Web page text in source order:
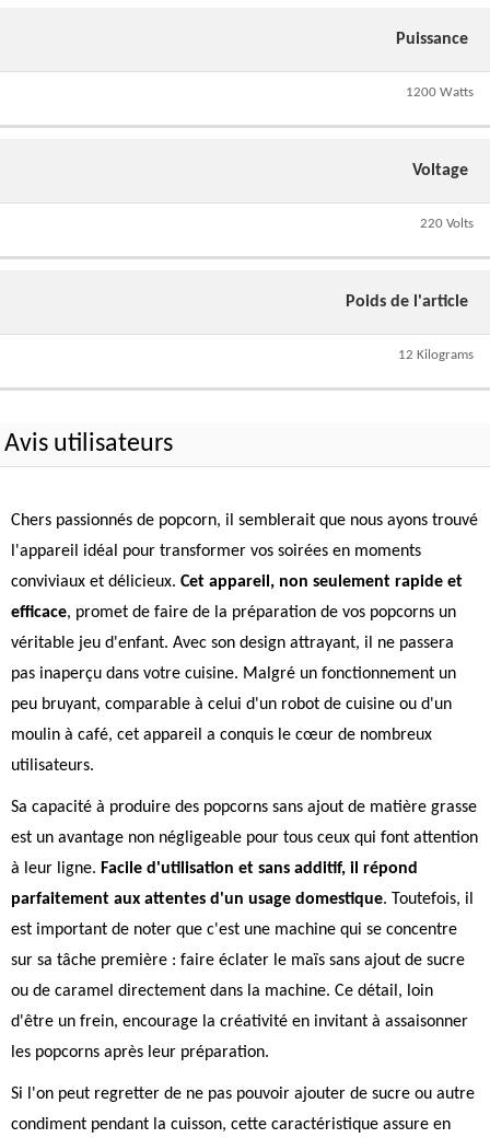
Puissance
1200 Watts
Voltage
220 Volts
Poids de l'article
12 Kilograms
Avis utilisateurs
Chers passionnés de popcorn, il semblerait que nous ayons trouvé
l'appareil idéal pour transformer vos soirées en moments
conviviaux et délicieux. Cet appareil, non seulement rapide et
efficace, promet de faire de la préparation de vos popcorns un
véritable jeu d'enfant. Avec son design attrayant, il ne passera
pas inaperçu dans votre cuisine. Malgré un fonctionnement un
peu bruyant, comparable à celui d'un robot de cuisine ou d'un
moulin à café, cet appareil a conquis le cœur de nombreux
utilisateurs.
Sa capacité à produire des popcorns sans ajout de matière grasse
est un avantage non négligeable pour tous ceux qui font attention
à leur ligne. Facile d'utilisation et sans additif, il répond
parfaitement aux attentes d'un usage domestique. Toutefois, il
est important de noter que c'est une machine qui se concentre
sur sa tâche première : faire éclater le maïs sans ajout de sucre
ou de caramel directement dans la machine. Ce détail, loin
d'être un frein, encourage la créativité en invitant à assaisonner
les popcorns après leur préparation.
Si l'on peut regretter de ne pas pouvoir ajouter de sucre ou autre
condiment pendant la cuisson, cette caractéristique assure en